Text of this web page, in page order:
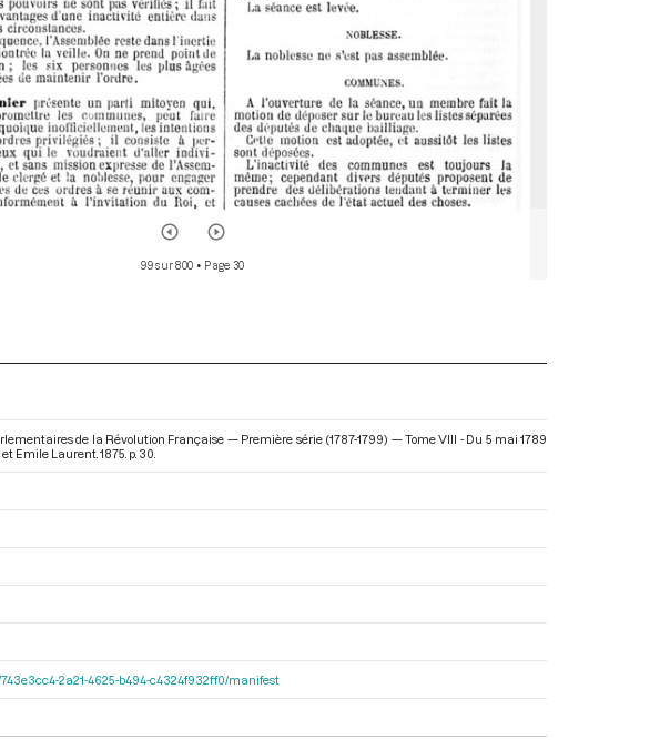
99 sur 800 • Page 30
de la Révolution Française — Première série (1787-1799) — Tome VIII - Du 5 mai 1789
Emile Laurent. 1875. p. 30.
743e3cc4-2a21-4625-b494-c4324f932ff0/manifest